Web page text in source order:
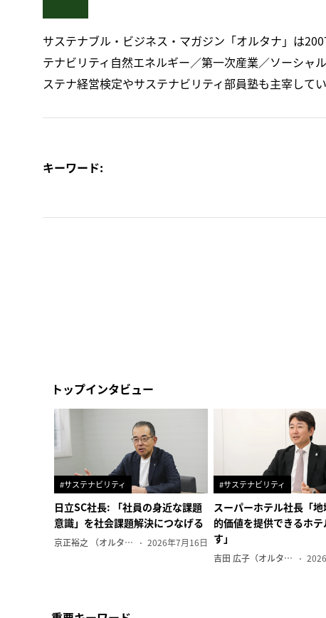
サステナブル・ビジネス・マガジン「オルタナ」は
テナビリティ自然エネルギー／第一次産業／ソーシャ
ステナ経営検定やサステナビリティ部員塾も主宰してい
キーワード:
トップインタビュー
#サステナビリティ
日立SC社長: 「社員の身近な課題
意識」を社会課題解決につなげる
京正裕之 （オルタナ副編集長） 2026年7月16日
#サステナビリティ
スーパーホテル社長「
的価値を提供できるホ
す」
吉田 広子（オルタナ輪番編集長）